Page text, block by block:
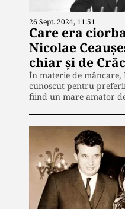
26 Sept. 2024, 11:51
Care era
Nicolae
chiar și de
În materie de mâncare,
cunoscut pentru
fiind un mare amator